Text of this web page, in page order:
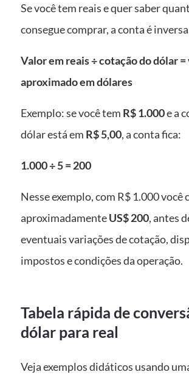
Se você tem reais e quer saber
consegue comprar, a conta é
Valor em reais ÷ cotação do dólar
aproximado em dólares
Exemplo: se você tem R$ 1.000e a
dólar está em R$ 5,00, a conta fica:
1.000 ÷ 5 = 200
Nesse exemplo, com R$ 1.000 você
aproximadamenteUS$ 200, antes
eventuais variações de cotação,
impostos e condições da operação.
Tabela rápida de
dólar para real
Veja exemplos didáticos usando